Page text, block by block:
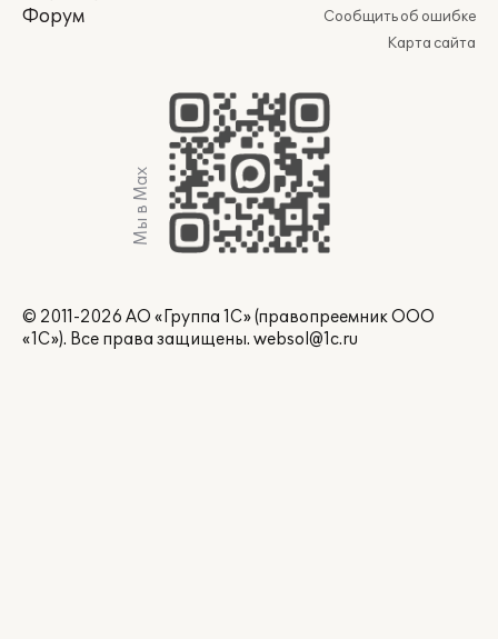
Форум
Сообщить об ошибке
Карта сайта
Мы в Max
© 2011-2026 АО «Группа 1С» (правопреемник ООО
«1С»). Все права защищены. websol@1c.ru